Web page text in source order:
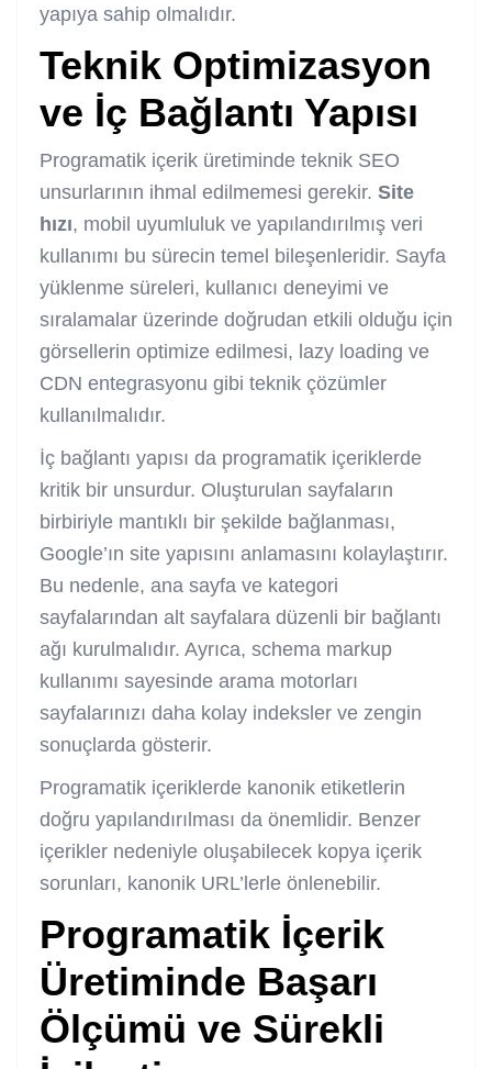
yapıya sahip olmalıdır.
Teknik Optimizasyon
ve İç Bağlantı Yapısı
Programatik içerik üretiminde teknik SEO
unsurlarının ihmal edilmemesi gerekir. Site
hızı, mobil uyumluluk ve yapılandırılmış veri
kullanımı bu sürecin temel bileşenleridir. Sayfa
yüklenme süreleri, kullanıcı deneyimi ve
sıralamalar üzerinde doğrudan etkili olduğu için
görsellerin optimize edilmesi, lazy loading ve
CDN entegrasyonu gibi teknik çözümler
kullanılmalıdır.
İç bağlantı yapısı da programatik içeriklerde
kritik bir unsurdur. Oluşturulan sayfaların
birbiriyle mantıklı bir şekilde bağlanması,
Google’ın site yapısını anlamasını kolaylaştırır.
Bu nedenle, ana sayfa ve kategori
sayfalarından alt sayfalara düzenli bir bağlantı
ağı kurulmalıdır. Ayrıca, schema markup
kullanımı sayesinde arama motorları
sayfalarınızı daha kolay indeksler ve zengin
sonuçlarda gösterir.
Programatik içeriklerde kanonik etiketlerin
doğru yapılandırılması da önemlidir. Benzer
içerikler nedeniyle oluşabilecek kopya içerik
sorunları, kanonik URL’lerle önlenebilir.
Programatik İçerik
Üretiminde Başarı
Ölçümü ve Sürekli